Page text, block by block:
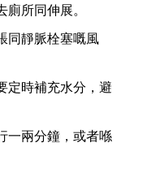
所同伸展。
同靜脈栓塞嘅風
定時補充水分，避
一兩分鐘，或者喺